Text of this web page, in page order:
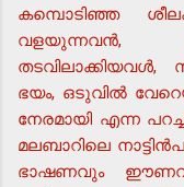
കമ്പൊടിഞ്ഞ
വളയുന്നവന്‍,
തടവിലാക്കിയവള്‍,
ഭയം, ഒടുവില്‍
നേരമായി എന്ന
മലബാറിലെ
ഭാഷണവും ഈണവും